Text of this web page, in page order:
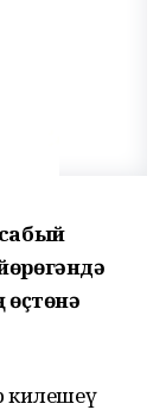
килешеү